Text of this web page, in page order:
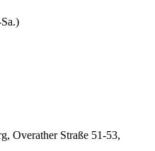
Overather Straße 51-53,